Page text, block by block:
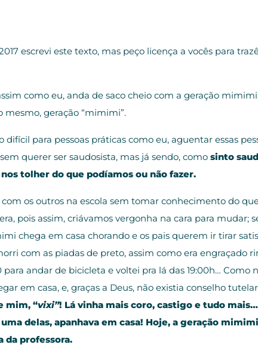
escrevi este texto, mas peço licença a vocês para
como eu, anda de saco cheio com a geração
mesmo, geração “mimimi”.
difícil para pessoas práticas como eu, aguentar essas
querer ser saudosista, mas já sendo, como sinto
tolher do que podíamos ou não fazer.
os outros na escola sem tomar conhecimento do
pois assim, criávamos vergonha na cara para mudar;
chega em casa chorando e os pais querem ir tirar
com as piadas de preto, assim como era engraçado
para andar de bicicleta e voltei pra lá das 19:00h…
em casa, e, graças a Deus, não existia conselho
mim, “vixi”! Lá vinha mais coro, castigo e tudo
delas, apanhava em casa! Hoje, a geração
da professora.